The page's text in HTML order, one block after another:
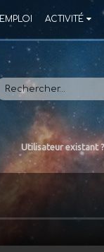
EMPLOI ACTIVITÉ
Utilisateur existant